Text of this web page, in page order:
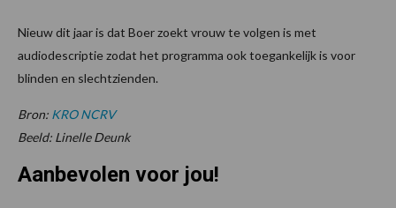
Nieuw dit jaar is dat Boer zoekt vrouw te volgen is met
audiodescriptie zodat het programma ook toegankelijk is voor
blinden en slechtzienden.
Bron: KRO NCRV
Beeld: Linelle Deunk
Aanbevolen voor jou!